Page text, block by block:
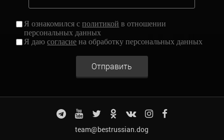
Я ознакомился сполитикой в отношении
персональных данных
Я даюсогласие на обработку персональных данных
Отправить
team@bestrussian.dog